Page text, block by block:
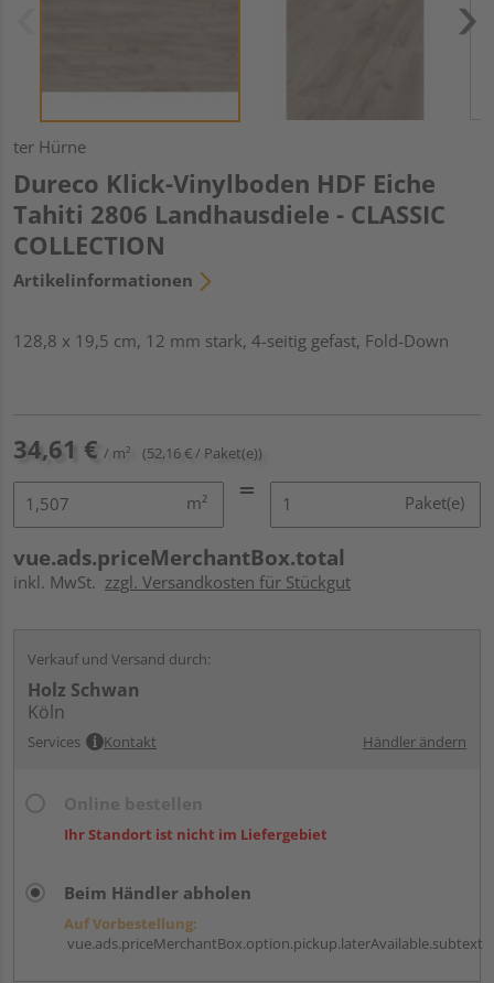
ter Hürne
Dureco Klick-Vinylboden HDF Eiche
Tahiti 2806 Landhausdiele - CLASSIC
COLLECTION
Artikelinformationen
128,8 x 19,5 cm, 12 mm stark, 4-seitig gefast, Fold-Down
34,61 € / m² (52,16 € / Paket(e))
m² Paket(e)
vue.ads.priceMerchantBox.total
inkl. MwSt. zzgl. Versandkosten für Stückgut
Verkauf und Versand durch:
Holz Schwan
Köln
Services Kontakt Händler ändern
Ihr Standort ist nicht im Liefergebiet
Beim Händler abholen
Auf Vorbestellung:
vue.ads.priceMerchantBox.option.pickup.laterAvailable.subtext